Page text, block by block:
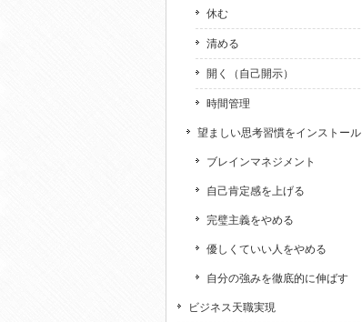
休む
清める
開く（自己開示）
時間管理
望ましい思考習慣をインストール
ブレインマネジメント
自己肯定感を上げる
完璧主義をやめる
優しくていい人をやめる
自分の強みを徹底的に伸ばす
ビジネス天職実現